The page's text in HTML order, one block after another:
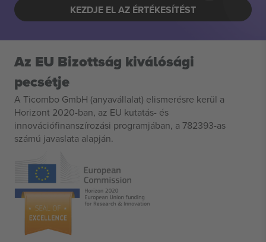
KEZDJE EL AZ ÉRTÉKESÍTÉST
Az EU Bizottság kiválósági
pecsétje
A Ticombo GmbH (anyavállalat) elismerésre kerül a
Horizont 2020-ban, az EU kutatás- és
innovációfinanszírozási programjában, a 782393-as
számú javaslata alapján.